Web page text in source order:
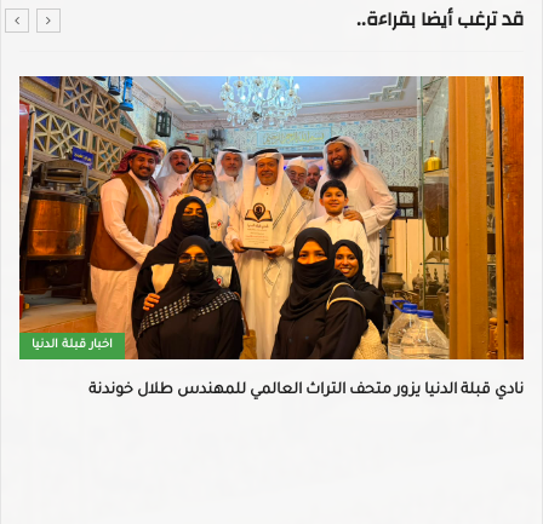
قد ترغب أيضا بقراءة..
اخبار قبلة الدنيا
نادي قبلة الدنيا يزور متحف التراث العالمي للمهندس طلال خوندنة